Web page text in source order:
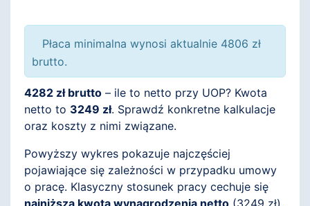
Płaca minimalna wynosi aktualnie 4806 zł
brutto.
4282 zł brutto – ile to netto przy UOP? Kwota
netto to 3249 zł. Sprawdź konkretne kalkulacje
oraz koszty z nimi związane.
Powyższy wykres pokazuje najczęściej
pojawiające się zależności w przypadku umowy
o pracę. Klasyczny stosunek pracy cechuje się
najniższą kwotą wynagrodzenia netto (3249 zł),